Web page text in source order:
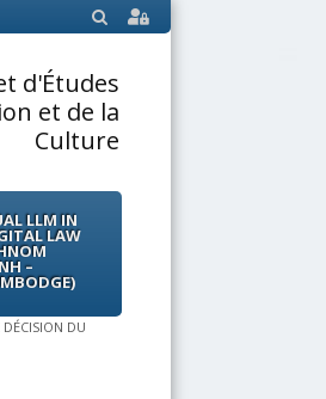
SEARCH
d'Études
et de la
Culture
LLM IN
LAW
–
DU